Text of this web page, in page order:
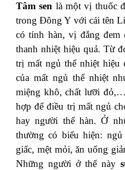
Tâm sen là một vị thuốc
trong Đông Y với cái tên
có tính hàn, vị đắng đem
thanh nhiệt hiệu quả. Từ
trị mất ngủ thể nhiệt hiệu
của mất ngủ thể nhiệt
miệng khô, chất lưỡi
hợp để điều trị mất ngủ
hay người thể hàn. Ở
thường có biểu hiện:
giấc, mệt mỏi, ăn uống
Những người ở thể này